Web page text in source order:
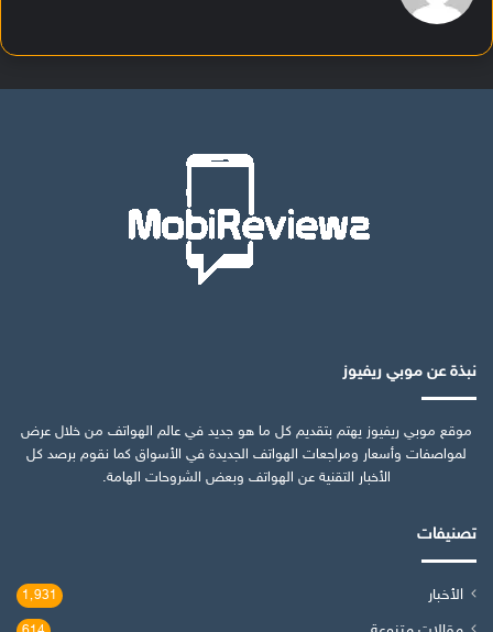
نبذة عن موبي ريفيوز
موقع موبي ريفيوز يهتم بتقديم كل ما هو جديد في عالم الهواتف من خلال عرض
لمواصفات وأسعار ومراجعات الهواتف الجديدة في الأسواق كما نقوم برصد كل
الأخبار التقنية عن الهواتف وبعض الشروحات الهامة.
تصنيفات
الأخبار 1٬931